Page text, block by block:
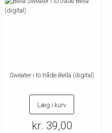
Sweater i to tråde Bella (digital)
Læg i kurv
kr. 39,00